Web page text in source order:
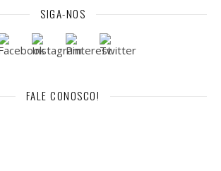
SIGA-NOS
FALE CONOSCO!